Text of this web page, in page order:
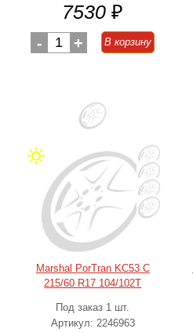
7530 ₽
- 1 + В корзину
Marshal PorTran KC53 C
215/60 R17 104/102T
Под заказ 1 шт.
Артикул: 2246963